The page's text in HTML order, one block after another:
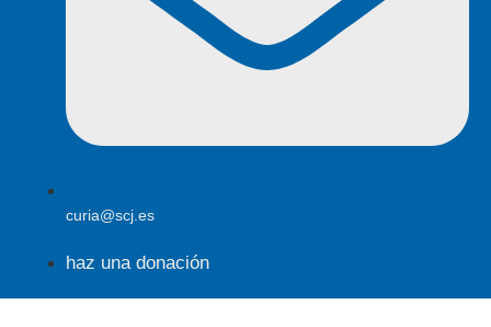
curia@scj.es
haz una donación